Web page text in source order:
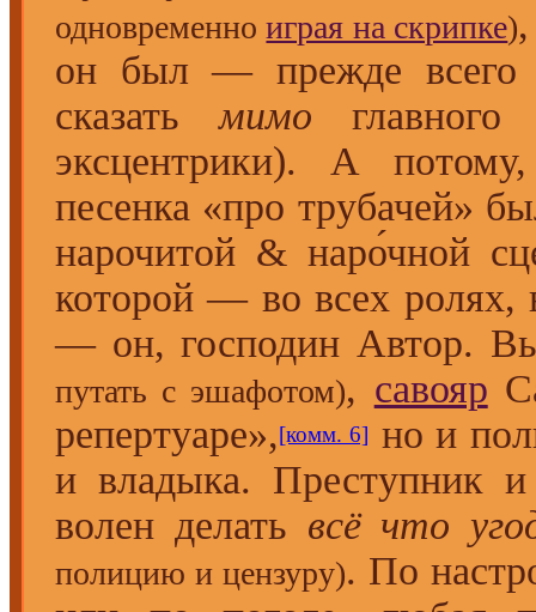
одновременноиграя на скрипке)
он был — прежде
сказатьмимо
эксцентрики). А
песенка «про трубачей»
нарочитой & наро́чной
которой — во всех ролях,
— он, господин Автор.
путать с эшафотом), савояр
репертуаре»,[комм. 6] но и
и владыка. Преступник
волен делать всё что
полицию и цензуру). По